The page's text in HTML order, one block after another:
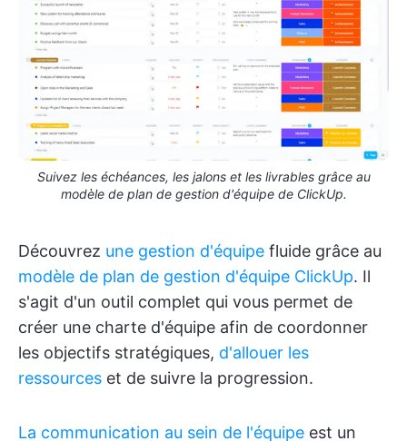
Suivez les échéances, les jalons et les livrables grâce au
modèle de plan de gestion d'équipe de ClickUp.
Découvrez une gestion d'équipe fluide grâce au
modèle de plan de gestion d'équipe ClickUp. Il
s'agit d'un outil complet qui vous permet de
créer une charte d'équipe afin de coordonner
les objectifs stratégiques, d'allouer les
ressources et de suivre la progression.
La communication au sein de l'équipe est un